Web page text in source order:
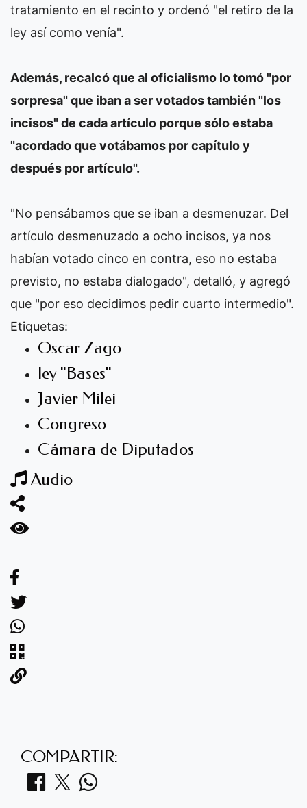
tratamiento en el recinto y ordenó "el retiro de la
ley así como venía".
Además, recalcó que al oficialismo lo tomó "por
sorpresa" que iban a ser votados también "los
incisos" de cada artículo porque sólo estaba
"acordado que votábamos por capítulo y
después por artículo".
"No pensábamos que se iban a desmenuzar. Del
artículo desmenuzado a ocho incisos, ya nos
habían votado cinco en contra, eso no estaba
previsto, no estaba dialogado", detalló, y agregó
que "por eso decidimos pedir cuarto intermedio".
Etiquetas:
Oscar Zago
ley "Bases"
Javier Milei
Congreso
Cámara de Diputados
Audio
COMPARTIR: